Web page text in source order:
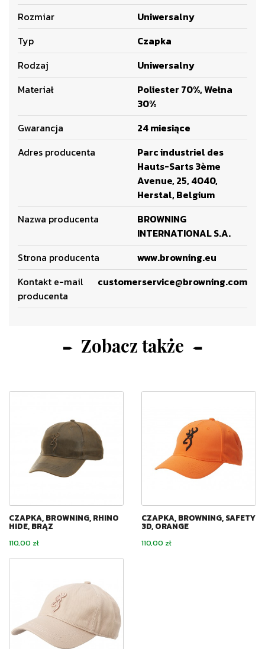
Rozmiar
Uniwersalny
Typ
Czapka
Rodzaj
Uniwersalny
Materiał
Poliester 70%, Wełna
30%
Gwarancja
24 miesiące
Adres producenta
Parc industriel des
Hauts-Sarts 3ème
Avenue, 25, 4040,
Herstal, Belgium
Nazwa producenta
BROWNING
INTERNATIONAL S.A.
Strona producenta
www.browning.eu
Kontakt e-mail
producenta
customerservice@browning.com
Zobacz także
CZAPKA, BROWNING, RHINO
HIDE, BRĄZ
Cena
110,00 zł
CZAPKA, BROWNING, SAFETY
3D, ORANGE
Cena
110,00 zł